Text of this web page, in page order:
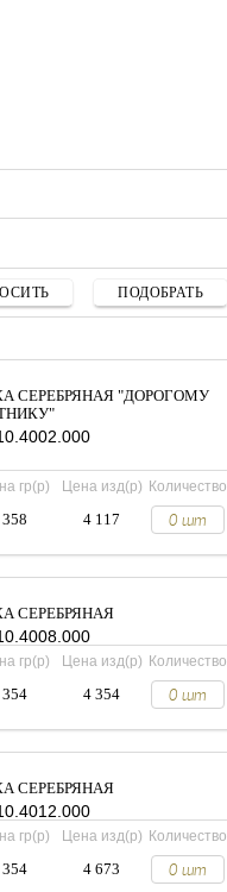
СЕРЕБРЯНАЯ "ДОРОГОМУ
гр(р) Цена изд(р) Количество
358 4 117
СЕРЕБРЯНАЯ
гр(р) Цена изд(р) Количество
354 4 354
СЕРЕБРЯНАЯ
гр(р) Цена изд(р) Количество
354 4 673